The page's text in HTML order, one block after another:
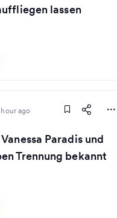
lassen
ago
Paradis und
Trennung bekannt